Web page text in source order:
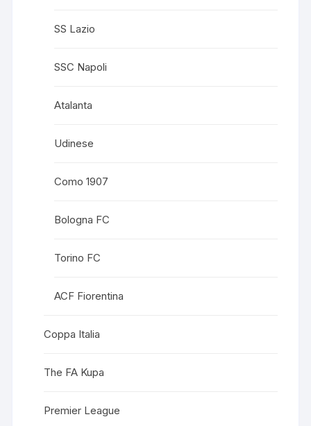
SS Lazio
SSC Napoli
Atalanta
Udinese
Como 1907
Bologna FC
Torino FC
ACF Fiorentina
Coppa Italia
The FA Kupa
Premier League